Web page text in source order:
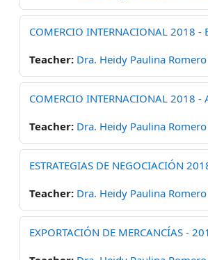
COMERCIO INTERNACIONAL 2018 -
Teacher: Dra. Heidy Paulina
COMERCIO INTERNACIONAL 2018 -
Teacher: Dra. Heidy Paulina
ESTRATEGIAS DE NEGOCIACIÓN
Teacher: Dra. Heidy Paulina
EXPORTACIÓN DE MERCANCÍAS -